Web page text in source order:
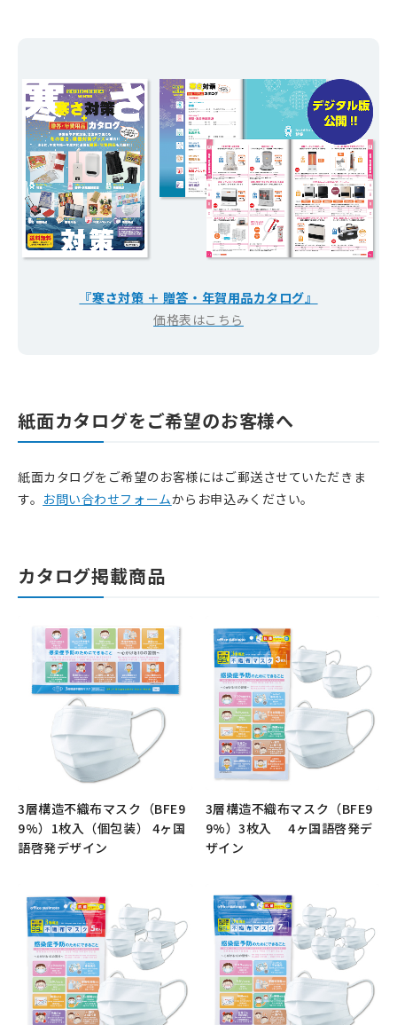
『寒さ対策 ＋ 贈答・年賀用品カタログ』
価格表はこちら
紙面カタログをご希望のお客様へ
紙面カタログをご希望のお客様にはご郵送させていただきま
す。 お問い合わせフォームからお申込みください。
カタログ掲載商品
3層構造不織布マスク（BFE9
9%）1枚入（個包装） 4ヶ国
語啓発デザイン
3層構造不織布マスク（BFE9
9%）3枚入 4ヶ国語啓発デ
ザイン